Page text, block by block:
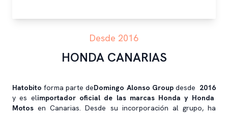
Desde 2016
HONDA CANARIAS
Hatobito forma parte deDomingo Alonso Groupdesde 2016
y es elimportador oficial de las marcas Honda y Honda
Motos en Canarias. Desde su incorporación al grupo, ha